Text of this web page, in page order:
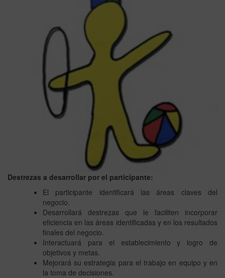
Destrezas a desarrollar por el participante:
El participante identificará las áreas claves del
negocio.
Desarrollará destrezas que le faciliten incorporar
eficiencia en las áreas identificadas y en los resultados
finales del negocio.
Interactuará para el establecimiento y logro de
objetivos y metas.
Mejorará su estrategia para el trabajo en equipo y en
la toma de decisiones.